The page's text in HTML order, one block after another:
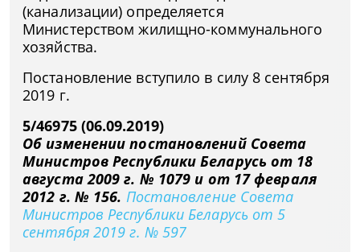
(канализации) определяется
Министерством жилищно-коммунального
хозяйства.
Постановление вступило в силу 8 сентября
2019 г.
5/46975 (06.09.2019)
Об изменении постановлений Совета
Министров Республики Беларусь от 18
августа 2009 г. № 1079 и от 17 февраля
2012 г. № 156. Постановление Совета
Министров Республики Беларусь от 5
сентября 2019 г. № 597